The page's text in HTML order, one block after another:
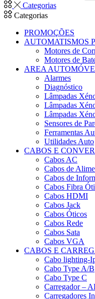
Categorias
Categorias
PROMOÇÕES
AUTOMATISMOS
Motores de
Motores de
AREA
Alarmes
Diagnóstico
Lâmpadas
Lâmpadas
Lâmpadas
Sensores de
Ferramentas
Utilidades Auto
CABOS E
Cabos AC
Cabos de
Cabos de
Cabos Fibra
Cabos HDMI
Cabos Jack
Cabos Óticos
Cabos Rede
Cabos Sata
Cabos VGA
CABOS E
Cabo lighting-
Cabo Type A/B
Cabo Type C
Carregador –
Carregadores